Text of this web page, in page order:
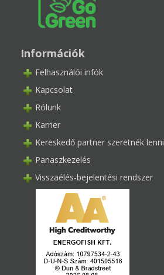
Információk
Felhasználói infók
Kapcsolat
Rólunk
Karrier
Kereskedő partner szeretnék lenni
Panaszkezelés
Visszaélés-bejelentési rendszer